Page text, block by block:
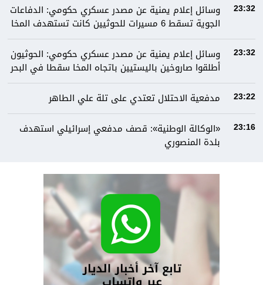
23:32
وسائل إعلام يمنية عن مصدر عسكري حكومي: الدفاعات
الجوية تسقط 6 مسيرات للحوثيين كانت تستهدف المخا
23:32
وسائل إعلام يمنية عن مصدر عسكري حكومي: الحوثيون
أطلقوا صاروخين باليستيين باتجاه المخا سقطا في البحر
23:22 مدفعية الاحتلال تعتدي على تلة علي الطاهر
23:16
«الوكالة الوطنية»: قصف مدفعي إسرائيلي استهدف
بلدة المنصوري